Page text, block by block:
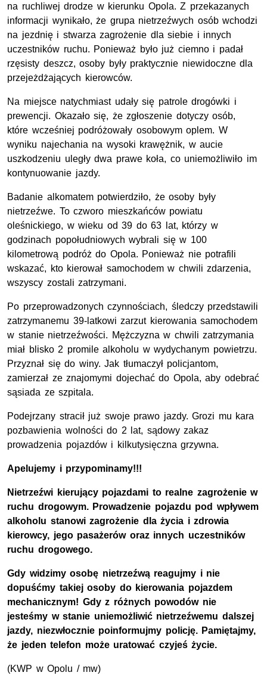
na ruchliwej drodze w kierunku Opola. Z przekazanych
informacji wynikało, że grupa nietrzeźwych osób wchodzi
na jezdnię i stwarza zagrożenie dla siebie i innych
uczestników ruchu. Ponieważ było już ciemno i padał
rzęsisty deszcz, osoby były praktycznie niewidoczne dla
przejeżdżających kierowców.
Na miejsce natychmiast udały się patrole drogówki i
prewencji. Okazało się, że zgłoszenie dotyczy osób,
które wcześniej podróżowały osobowym oplem. W
wyniku najechania na wysoki krawężnik, w aucie
uszkodzeniu uległy dwa prawe koła, co uniemożliwiło im
kontynuowanie jazdy.
Badanie alkomatem potwierdziło, że osoby były
nietrzeźwe. To czworo mieszkańców powiatu
oleśnickiego, w wieku od 39 do 63 lat, którzy w
godzinach popołudniowych wybrali się w 100
kilometrową podróż do Opola. Ponieważ nie potrafili
wskazać, kto kierował samochodem w chwili zdarzenia,
wszyscy zostali zatrzymani.
Po przeprowadzonych czynnościach, śledczy przedstawili
zatrzymanemu 39-latkowi zarzut kierowania samochodem
w stanie nietrzeźwości. Mężczyzna w chwili zatrzymania
miał blisko 2 promile alkoholu w wydychanym powietrzu.
Przyznał się do winy. Jak tłumaczył policjantom,
zamierzał ze znajomymi dojechać do Opola, aby odebrać
sąsiada ze szpitala.
Podejrzany stracił już swoje prawo jazdy. Grozi mu kara
pozbawienia wolności do 2 lat, sądowy zakaz
prowadzenia pojazdów i kilkutysięczna grzywna.
Apelujemy i przypominamy!!!
Nietrzeźwi kierujący pojazdami to realne zagrożenie w
ruchu drogowym. Prowadzenie pojazdu pod wpływem
alkoholu stanowi zagrożenie dla życia i zdrowia
kierowcy, jego pasażerów oraz innych uczestników
ruchu drogowego.
Gdy widzimy osobę nietrzeźwą reagujmy i nie
dopuśćmy takiej osoby do kierowania pojazdem
mechanicznym! Gdy z różnych powodów nie
jesteśmy w stanie uniemożliwić nietrzeźwemu dalszej
jazdy, niezwłocznie poinformujmy policję. Pamiętajmy,
że jeden telefon może uratować czyjeś życie.
(KWP w Opolu / mw)